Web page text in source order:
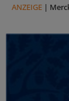
ANZEIGE |